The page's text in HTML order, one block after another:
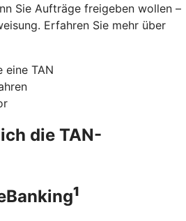
Sie Aufträge freigeben wollen –
Erfahren Sie mehr über
eine TAN
die TAN-
1